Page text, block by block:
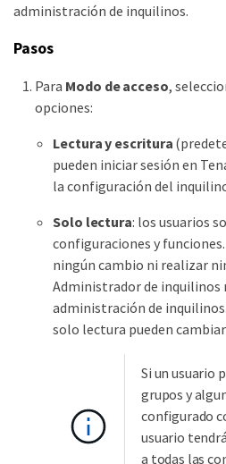
administración de inquilinos.
Pasos
Para Modo de acceso,
opciones:
Lectura y escritura
pueden iniciar sesión en
la configuración del
Solo lectura: los usuarios
configuraciones y
ningún cambio ni realizar
Administrador de inquilinos
administración de
solo lectura pueden
Si un usuario
grupos y
configurado
usuario
a todas las